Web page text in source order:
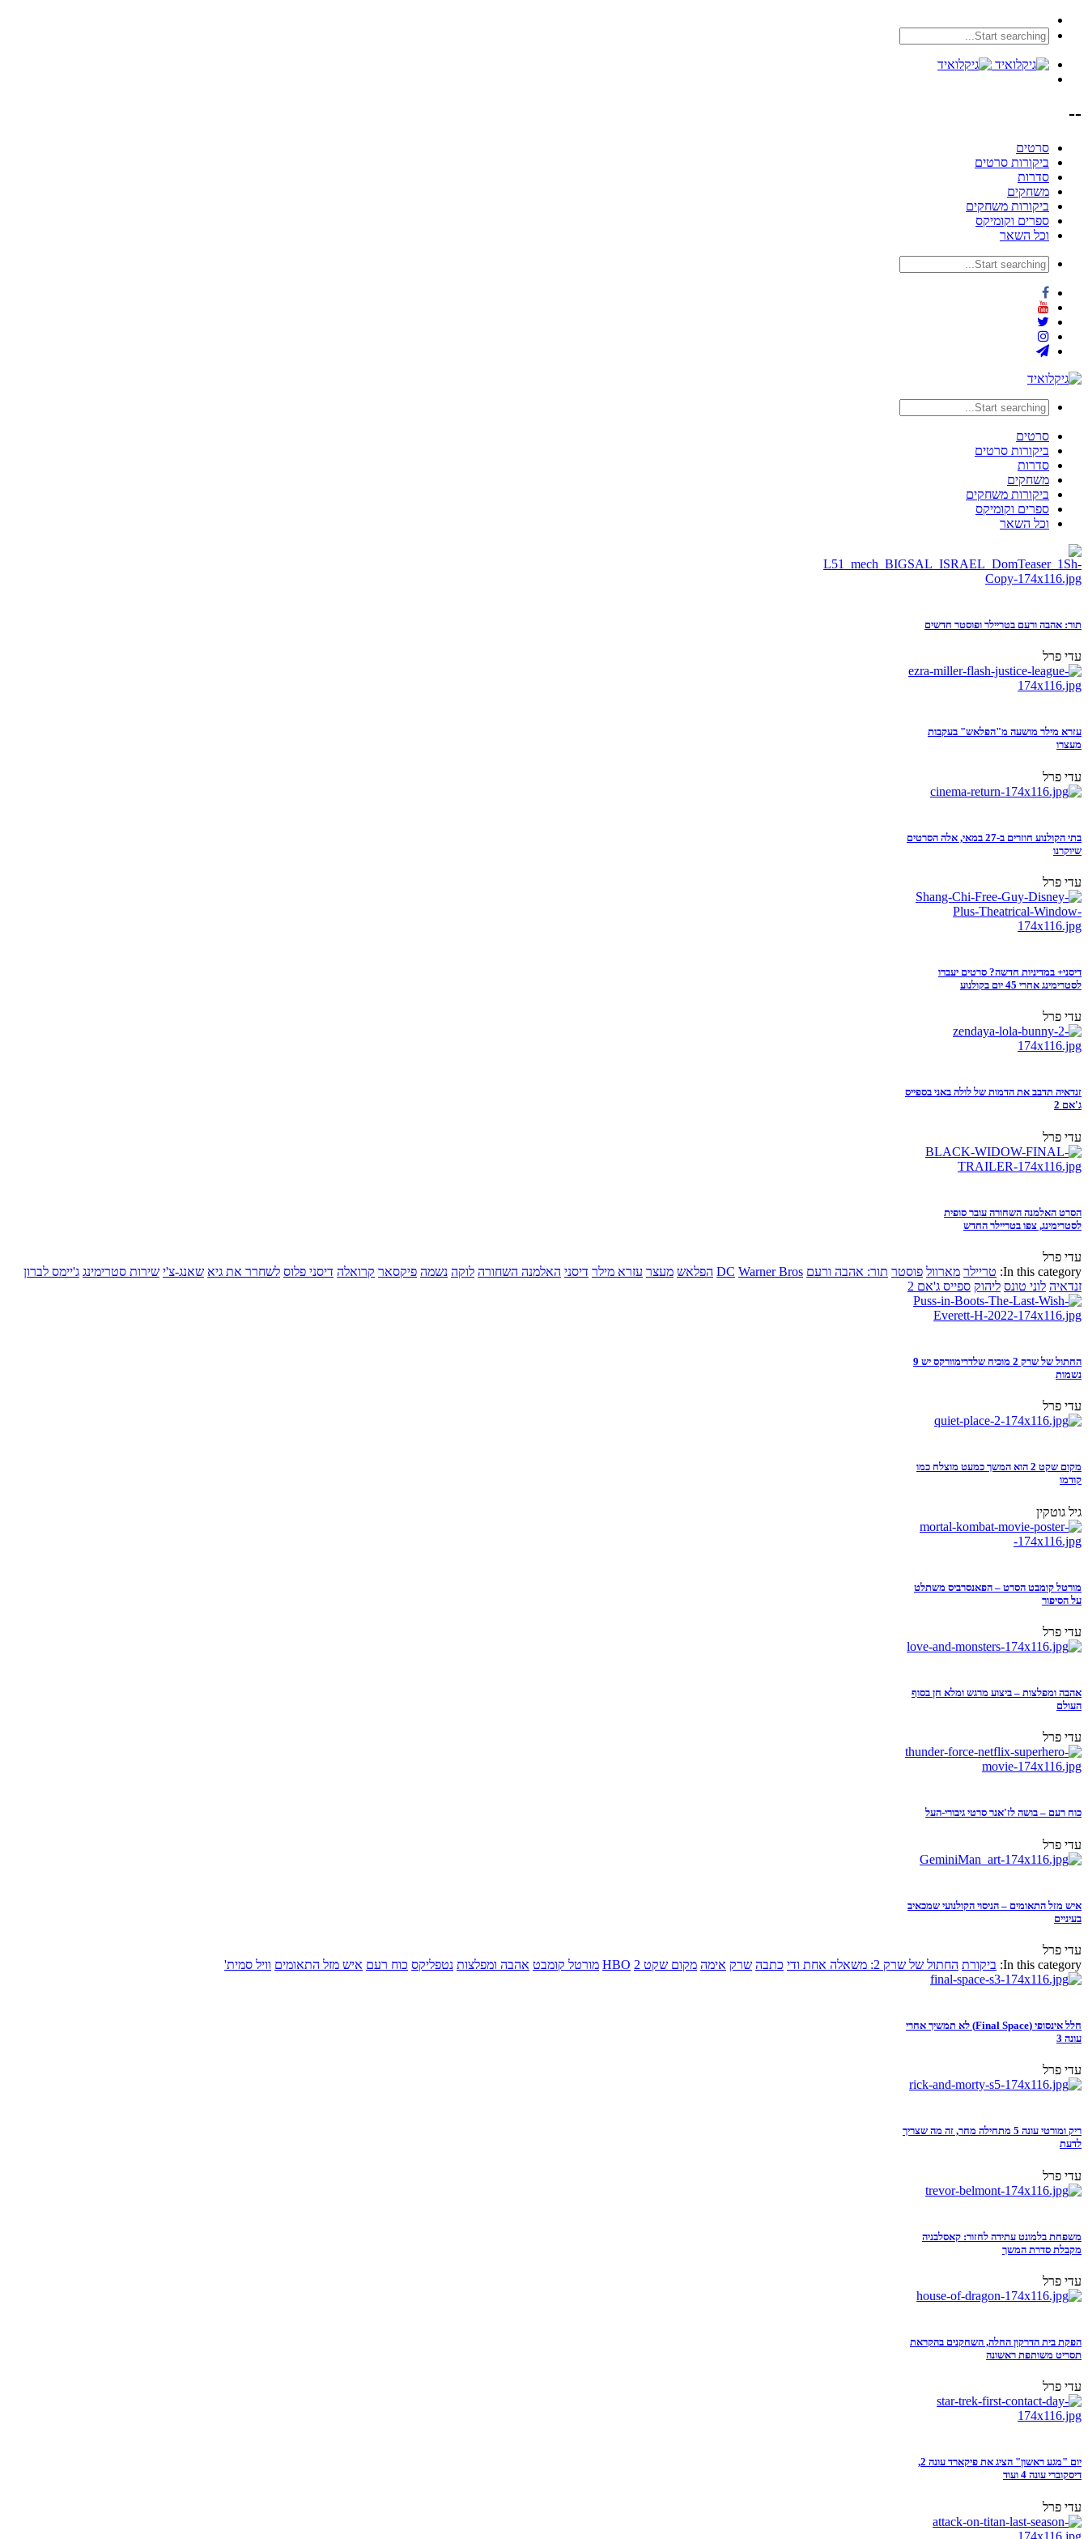
--
סרטים
ביקורות סרטים
סדרות
משחקים
ביקורות משחקים
ספרים וקומיקס
וכל השאר
סרטים
ביקורות סרטים
סדרות
משחקים
ביקורות משחקים
ספרים וקומיקס
וכל השאר
תור: אהבה ורעם בטריילר ופוסטר חדשים
עדי פרל
עזרא מילר מושעה מ"הפלאש" בעקבות
מעצרו
עדי פרל
בתי הקולנוע חוזרים ב-27 במאי, אלה הסרטים
שיוקרנו
עדי פרל
דיסני+ במדיניות חדשה? סרטים יעברו
לסטרימינג אחרי 45 יום בקולנוע
עדי פרל
זנדאיה תדבב את הדמות של לולה באני בספייס
ג'אם 2
עדי פרל
הסרט האלמנה השחורה עובר סופית
לסטרימינג, צפו בטריילר החדש
עדי פרל
In this category: טריילר מארוול פוסטר תור: אהבה ורעם DC Warner Bros הפלאש מעצר עזרא מילר דיסני האלמנה השחורה לוקה נשמה פיקסאר קרואלה דיסני פלוס לשחרר את גיא שאנג-צ'י שירות סטרימינג ג'יימס לברון
זנדאיה לוני טונס ליהוק ספייס ג'אם 2
החתול של שרק 2 מוכיח שלדרימוורקס יש 9
נשמות
עדי פרל
מקום שקט 2 הוא המשך כמעט מוצלח כמו
קודמו
גיל גוטקין
מורטל קומבט הסרט – הפאנסרביס משתלט
על הסיפור
עדי פרל
אהבה ומפלצות – ביצוע מרגש ומלא חן בסוף
העולם
עדי פרל
כוח רעם – בושה לז'אנר סרטי גיבורי-העל
עדי פרל
איש מזל התאומים – הניסוי הקולנועי שמכאיב
בעיניים
עדי פרל
In this category: ביקורת החתול של שרק 2: משאלה אחת ודי כתבה שרק אימה מקום שקט 2 HBO מורטל קומבט אהבה ומפלצות נטפליקס כוח רעם איש מזל התאומים וויל סמית'
חלל אינסופי (Final Space) לא תמשיך אחרי
עונה 3
עדי פרל
ריק ומורטי עונה 5 מתחילה מחר, זה מה שצריך
לדעת
עדי פרל
משפחת בלמונט עתידה לחזור: קאסלבניה
מקבלת סדרת המשך
עדי פרל
הפקת בית הדרקון החלה, השחקנים בהקראת
תסריט משותפת ראשונה
עדי פרל
יום "מגע ראשון" הציג את פיקארד עונה 2,
דיסקוברי עונה 4 ועוד
עדי פרל